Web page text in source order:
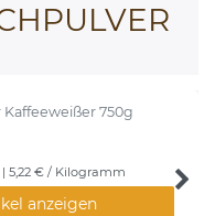
750g
| 5,22 € / Kilogramm
anzeigen